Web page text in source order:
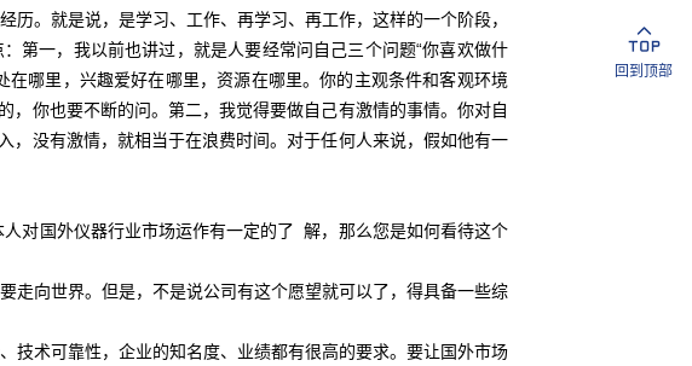
回到顶部
。就是说，是学习、工作、再学习、再工作，这样的一个阶段，
第一，我以前也讲过，就是人要经常问自己三个问题“你喜欢做什
哪里，兴趣爱好在哪里，资源在哪里。你的主观条件和客观环境
你也要不断的问。第二，我觉得要做自己有激情的事情。你对自
，没有激情，就相当于在浪费时间。对于任何人来说，假如他有一
国外仪器行业市场运作有一定的了 解，那么您是如何看待这个
向世界。但是，不是说公司有这个愿望就可以了，得具备一些综
术可靠性，企业的知名度、业绩都有很高的要求。要让国外市场